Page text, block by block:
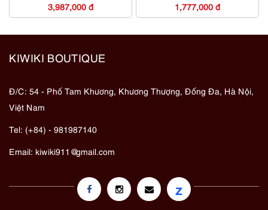
3,987,000 đ 1,777,000 đ
KIWIKI BOUTIQUE
Đ/C: 54 - Phố Tam Khương, Khương Thượng, Đống Đa, Hà Nội,
Việt Nam
Tel: (+84) - 981987140
Email: kiwiki911@gmail.com
z